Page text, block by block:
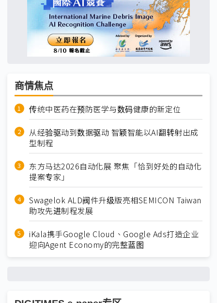
商情焦点
传统中医药在预防医学与数码健康的新定位
从经验驱动到数据驱动 智颖智能以AI翻转射出成
型制程
东方马达2026自动化展 聚焦「恰到好处的自动化
提案专家」
Swagelok ALD阀件升级版亮相SEMICON Taiwan
助攻先进制程发展
iKala携手Google Cloud、Google Ads打造企业
迎向Agent Economy的完整蓝图